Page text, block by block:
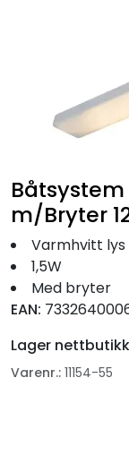
Båtsystem
m/Bryter
Varmhvitt lys
1,5W
Med bryter
EAN:
Lager
Varenr.: 11154-55
Fortøyning
Fritid/
Båtpleie/
Seil